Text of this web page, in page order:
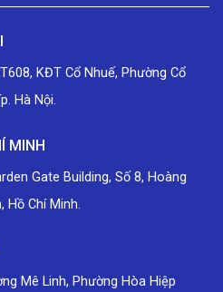
KĐT Cổ Nhuế, Phường Cổ
Hà Nội.
MINH
Gate Building, Số 8, Hoàng
Hồ Chí Minh.
Mê Linh, Phường Hòa Hiệp